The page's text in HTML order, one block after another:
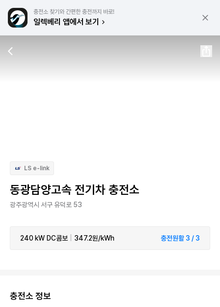
충전소 찾기와 간편한 충전까지 바로!
일렉베리 앱에서 보기
LS e-link
동광담양고속 전기차 충전소
광주광역시 서구 유덕로 53
240 kW DC콤보 347.2원/kWh 충전원활 3 / 3
충전소 정보